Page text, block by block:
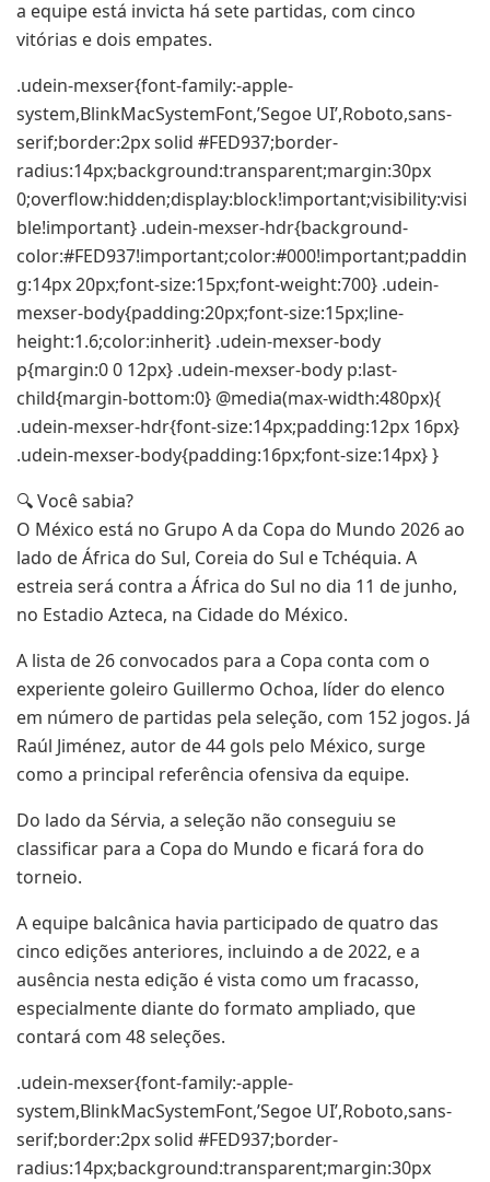
a equipe está invicta há sete partidas, com cinco
vitórias e dois empates.
.udein-mexser{font-family:-apple-
system,BlinkMacSystemFont,’Segoe UI’,Roboto,sans-
serif;border:2px solid #FED937;border-
radius:14px;background:transparent;margin:30px
0;overflow:hidden;display:block!important;visibility:visi
ble!important} .udein-mexser-hdr{background-
color:#FED937!important;color:#000!important;paddin
g:14px 20px;font-size:15px;font-weight:700} .udein-
mexser-body{padding:20px;font-size:15px;line-
height:1.6;color:inherit} .udein-mexser-body
p{margin:0 0 12px} .udein-mexser-body p:last-
child{margin-bottom:0} @media(max-width:480px){
.udein-mexser-hdr{font-size:14px;padding:12px 16px}
.udein-mexser-body{padding:16px;font-size:14px} }
🔍 Você sabia?
O México está no Grupo A da Copa do Mundo 2026 ao
lado de África do Sul, Coreia do Sul e Tchéquia. A
estreia será contra a África do Sul no dia 11 de junho,
no Estadio Azteca, na Cidade do México.
A lista de 26 convocados para a Copa conta com o
experiente goleiro Guillermo Ochoa, líder do elenco
em número de partidas pela seleção, com 152 jogos. Já
Raúl Jiménez, autor de 44 gols pelo México, surge
como a principal referência ofensiva da equipe.
Do lado da Sérvia, a seleção não conseguiu se
classificar para a Copa do Mundo e ficará fora do
torneio.
A equipe balcânica havia participado de quatro das
cinco edições anteriores, incluindo a de 2022, e a
ausência nesta edição é vista como um fracasso,
especialmente diante do formato ampliado, que
contará com 48 seleções.
.udein-mexser{font-family:-apple-
system,BlinkMacSystemFont,’Segoe UI’,Roboto,sans-
serif;border:2px solid #FED937;border-
radius:14px;background:transparent;margin:30px